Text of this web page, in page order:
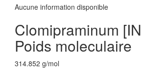
Aucune information disponible
Clomipraminum
Poids moleculaire
314.852 g/mol